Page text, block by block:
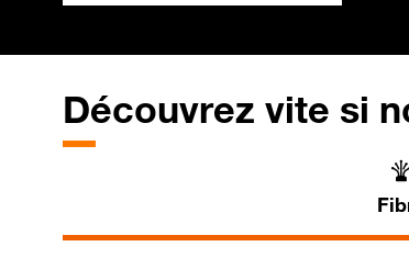
Découvrez vite si